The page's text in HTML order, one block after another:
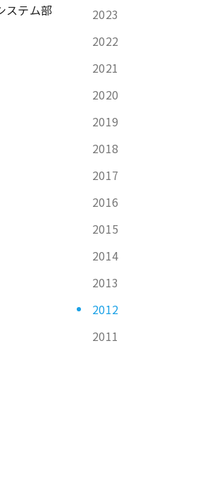
2023
2022
2021
2020
2019
2018
2017
2016
2015
2014
2013
2012
2011
ステム部